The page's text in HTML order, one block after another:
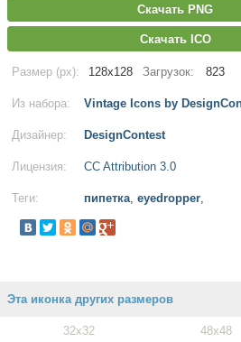
Скачать PNG
Скачать ICO
Размер (px): 128x128 Загрузок: 823
Из набора: Vintage Icons by
Дизайнер: DesignContest
Лицензия: CC Attribution 3.0
Теги: пипетка, eyedropper,
Эта иконка других размеров
32x32 48x48